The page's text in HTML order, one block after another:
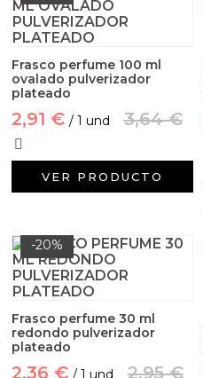
Frasco perfume 100 ml
ovalado pulverizador
plateado
2,91 € / 1 und 3,64 €
VER PRODUCTO
-20%
Frasco perfume 30 ml
redondo pulverizador
plateado
2,36 € / 1 und 2,95 €
Aceites Esenciales